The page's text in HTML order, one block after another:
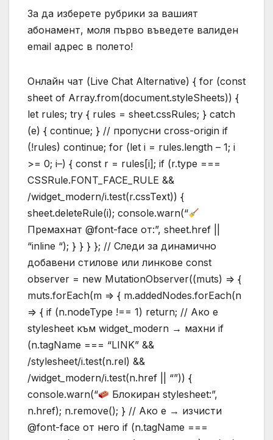
За да изберете рубрики за вашият
абонамент, моля първо въведете валиден
email адрес в полето!
Онлайн чат (Live Chat Alternative) { for (const
sheet of Array.from(document.styleSheets)) {
let rules; try { rules = sheet.cssRules; } catch
(e) { continue; } // пропусни cross-origin if
(!rules) continue; for (let i = rules.length – 1; i
>= 0; i–) { const r = rules[i]; if (r.type ===
CSSRule.FONT_FACE_RULE &&
/widget_modern/i.test(r.cssText)) {
sheet.deleteRule(i); console.warn(“
Премахнат @font-face от:”, sheet.href ||
“inline “); } } } }; // Следи за динамично
добавени стилове или линкове const
observer = new MutationObserver((muts) => {
muts.forEach(m => { m.addedNodes.forEach(n
=> { if (n.nodeType !== 1) return; // Ако е
stylesheet към widget_modern → махни if
(n.tagName === “LINK” &&
/stylesheet/i.test(n.rel) &&
/widget_modern/i.test(n.href || “”)) {
console.warn(“
Блокиран stylesheet:”,
n.href); n.remove(); } // Ако е → изчисти
@font-face от него if (n.tagName ===